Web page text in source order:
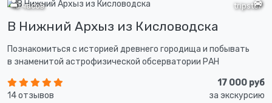
tripster
10 часов
В Нижний Архыз из Кисловодска
Познакомиться с историей древнего городища и побывать
в знаменитой астрофизической обсерватории РАН
14 отзывов
17 000 руб
за экскурсию